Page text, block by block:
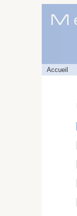
Accueil